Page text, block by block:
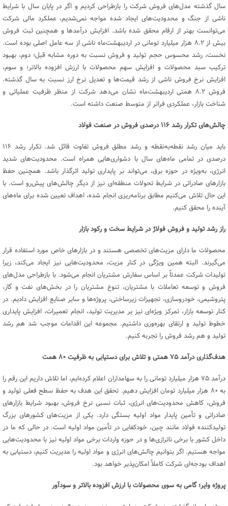
سال گذشته مدل‌های فروش شرکت را بازطراحی کردیم و اگر در پایان سال با شرایط
ناشی از جنگ و محدودیت‌های ایجاد شده مواجه نمی‌شدیم، عملکرد مالی شرکت
می‌توانست بهتر از ارقام محقق شده باشد. افزایش درآمدها و همچنین ثبت فروش
بیش از ۸.۲ هزار میلیارد تومانی در اردیبهشت‌ماه ناشی از سه عامل اصلی بوده است.
نخست، رشد محسوس حجم تولید و فروش نسبت به دوره مشابه قبل؛ دوم، بهبود
ترکیب سبد محصولات و افزایش سهم محصولات با ارزش افزوده بالاتر؛ و سوم،
افزایش نرخ فروش ناشی از رشد قیمت‌ها و تعدیل نرخ ارز نسبت به سال گذشته.
فروش ۸.۲ همتی اردیبهشت‌ماه نشان می‌دهد شرکت از منظر ظرفیت عملیاتی و
شناخت بازار، عملکردی فراتر از متوسط صنعت داشته است.
چالش‌های تکرار رشد۱۱۶درصدی فروش در صنعت فولاد
باید میان رشد نقطه‌به‌نقطه و رشد مطلق فروش تفاوت قائل شد. تکرار رشد ۱۱۶
درصدی در تمامی ماه‌های سال با دشواری‌هایی همراه است. محدودیت‌های شدید
انرژی، به‌ویژه در حوزه برق، می‌تواند بر پایداری تولید اثرگذار باشد. همچنین حفظ
بازارهای صادراتی در شرایط تحولات منطقه‌ای نیز از دیگر چالش‌های پیش‌رو است. با
این حال تلاش می‌کنیم مطابق برنامه‌ریزی انجام‌ شده، اهداف تعیین‌ شده برای ماه‌های
آینده را محقق کنیم.
راز رشد تولید و فروش فولاژ در شرایط سخت و رکود بازار
محصولات ما دارای مزیت‌های تخصصی هستند و در بازارهای خاص مورد استفاده قرار
می‌گیرند. البته همین ویژگی در کنار مزیت، محدودیت‌هایی نیز ایجاد می‌کند، زیرا
تولیدات شرکت عمدتاً بر اساس سفارش مشتریان انجام می‌شود. با بازطراحی مدل‌های
فروش و توسعه تعاملات با مشتریان، تنوع مشتریان را در بخش‌های نفت و گاز،
پتروشیمی، خودروسازی، تجهیزات زیرساختی، پروژه‌ها و سایر صنایع افزایش دادیم. در
کنار توسعه بازار، تمرکز ویژه‌ای نیز بر مدیریت تولید، انجام تعمیرات، افزایش پایداری
خطوط تولید و ارتقای بهره‌وری داشتیم. مجموعه این اقدامات موجب شد هم رشد
تولید و هم رشد فروش را تجربه کنیم.
هدف‌گذاری درآمد۷۵همتی و تلاش برای دستیابی به ظرفیت۸۰همت
درآمد ۷۵ هزار میلیارد تومانی را به سهامداران اعلام کرده‌ایم، اما تلاش داریم این رقم را
به ۸۰ هزار میلیارد تومان افزایش دهیم. تحقق این هدف به حفظ سطح فعلی تولید و
فروش، کاهش محدودیت‌های انرژی، ثبات نسبی نرخ فروش، بهبود شرایط بازارهای
صادراتی و تأمین پایدار مواد اولیه بستگی دارد. یکی از مزیت‌های کشورهای بزرگ
تولیدکننده فولاد مانند چین، خودکفایی در تأمین مواد اولیه است. در حالی که ما در
داخل کشور با برخی ناترازی‌ها و در حوزه واردات برخی مواد اولیه نیز با محدودیت‌هایی
مواجه هستیم. اگر بتوانیم چالش‌های انرژی و مواد اولیه را مدیریت کنیم، دستیابی به
اهداف بودجه‌ای شرکت کاملاً امکان‌پذیر خواهد بود.
پروژه وایر؛ گامی به سوی محصولات با ارزش افزوده بالاتر و سودآور